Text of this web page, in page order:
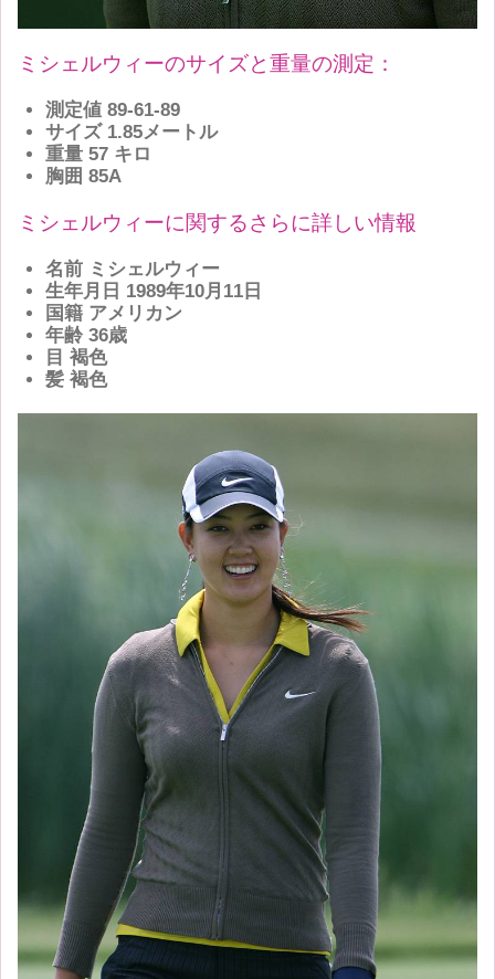
ミシェルウィーのサイズと重量の測定：
測定値 89-61-89
サイズ1.85メートル
重量 57 キロ
胸囲 85A
ミシェルウィーに関するさらに詳しい情報
名前 ミシェルウィー
生年月日 1989年10月11日
国籍 アメリカン
年齢 36歳
目 褐色
髪 褐色